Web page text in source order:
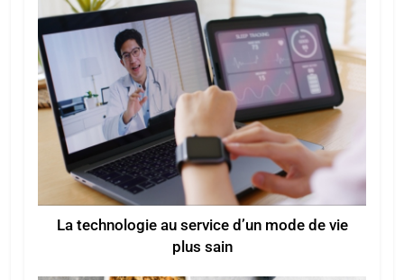
La technologie au service d’un mode de vie
plus sain